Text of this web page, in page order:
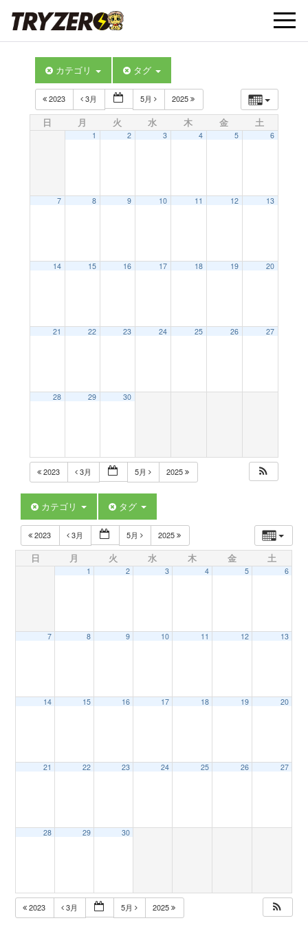
t
t
i
カテゴリ タグ
2023 3月 5月 2025
日 月 火 水 木 金 土
1 2 3 4 5 6
7 8 9 10 11 12 13
14 15 16 17 18 19 20
21 22 23 24 25 26 27
28 29 30
2023 3月 5月 2025
カテゴリ タグ
2023 3月 5月 2025
日 月 火 水 木 金 土
1 2 3 4 5 6
7 8 9 10 11 12 13
14 15 16 17 18 19 20
21 22 23 24 25 26 27
28 29 30
2023 3月 5月 2025